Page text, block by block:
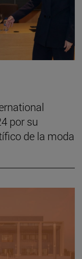
por su
de la moda